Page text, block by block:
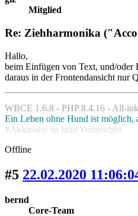
Mitglied
Re: Ziehharmonika
Hallo,
beim Einfügen von Text, und/
daraus in der Frontendansicht nur
WBCE 1.6.8 - PHP 8.4.16 - All-
Ein Leben ohne Hund ist möglich,
#Akkusativ ist kein Verbrechen
Offline
#5 22.02.2020
bernd
Core-Team